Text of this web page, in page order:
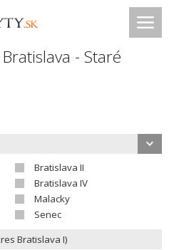
- Staré
Bratislava II
Bratislava IV
Malacky
Senec